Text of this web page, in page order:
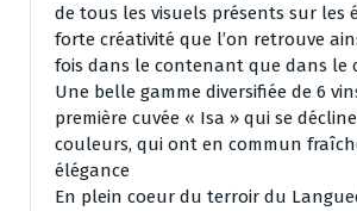
de tous les visuels présents sur les
forte créativité que l’on retrouve
fois dans le contenant que dans le
Une belle gamme diversifiée de 6
première cuvée « Isa » qui se
couleurs, qui ont en commun
élégance
En plein coeur du terroir du